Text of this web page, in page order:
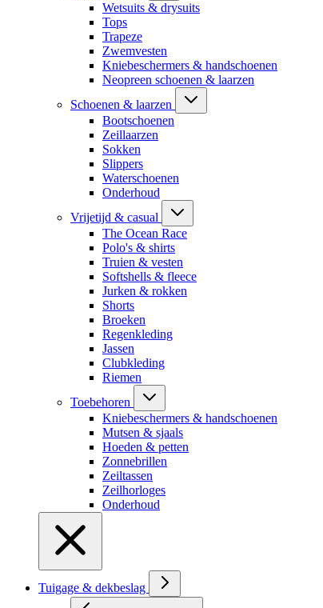
Wetsuits & drysuits
Tops
Trapeze
Zwemvesten
Kniebeschermers & handschoenen
Neopreen schoenen & laarzen
Schoenen & laarzen
Bootschoenen
Zeillaarzen
Sokken
Slippers
Waterschoenen
Onderhoud
Vrijetijd & casual
The Ocean Race
Polo's & shirts
Truien & vesten
Softshells & fleece
Jurken & rokken
Shorts
Broeken
Regenkleding
Jassen
Clubkleding
Riemen
Toebehoren
Kniebeschermers & handschoenen
Mutsen & sjaals
Hoeden & petten
Zonnebrillen
Zeiltassen
Zeilhorloges
Onderhoud
Tuigage & dekbeslag